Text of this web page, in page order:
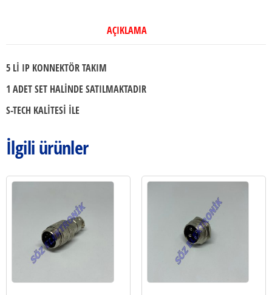
AÇIKLAMA
5 Lİ IP KONNEKTÖR TAKIM
1 ADET SET HALİNDE SATILMAKTADIR
S-TECH KALİTESİ İLE
İlgili ürünler